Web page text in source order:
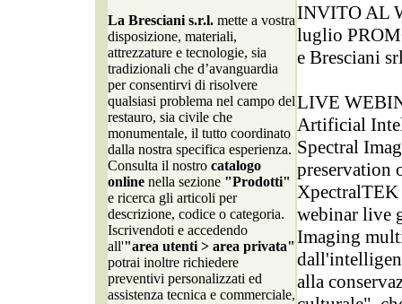
La Bresciani s.r.l. mette a vostra
disposizione, materiali,
attrezzature e tecnologie, sia
tradizionali che d’avanguardia
per consentirvi di risolvere
qualsiasi problema nel campo del
restauro, sia civile che
monumentale, il tutto coordinato
dalla nostra specifica esperienza.
Consulta il nostro catalogo
online nella sezione "Prodotti"
e ricerca gli articoli per
descrizione, codice o categoria.
Iscrivendoti e accedendo
all'"area utenti > area privata"
potrai inoltre richiedere
preventivi personalizzati ed
assistenza tecnica e commerciale,
INVITO AL
luglio
e Bresciani
LIVE
Artificial
Spectral
preservation
webinar live
Imaging
alla